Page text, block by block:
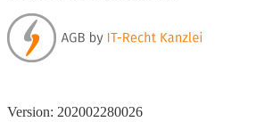
Version: 202002280026